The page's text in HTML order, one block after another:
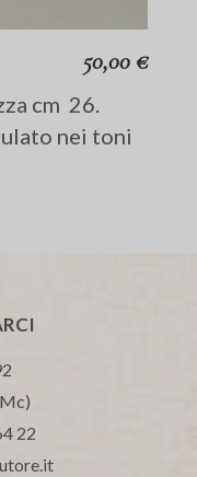
50,00 €
cm 26.
nei toni
22